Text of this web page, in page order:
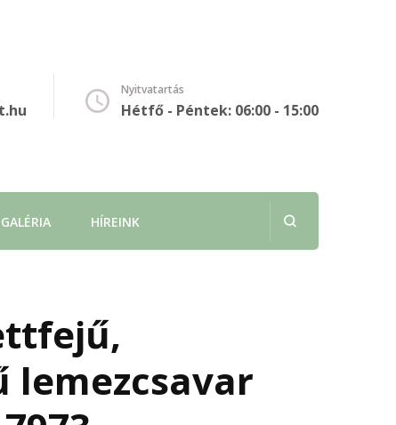
Nyitvatartás
Hétfő - Péntek: 06:00 - 15:00
GALÉRIA HÍREINK
lemezcsavar